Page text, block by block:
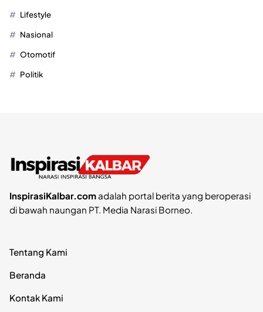
Lifestyle
Nasional
Otomotif
Politik
InspirasiKalbar.comadalah portal berita yang beroperasi
di bawah naungan PT. Media Narasi Borneo.
Tentang Kami
Beranda
Kontak Kami